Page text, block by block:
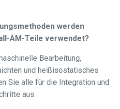
werden
AM-Teile verwendet?
Bearbeitung,
und heißisostatisches
Sie alle für die Integration und
aus.